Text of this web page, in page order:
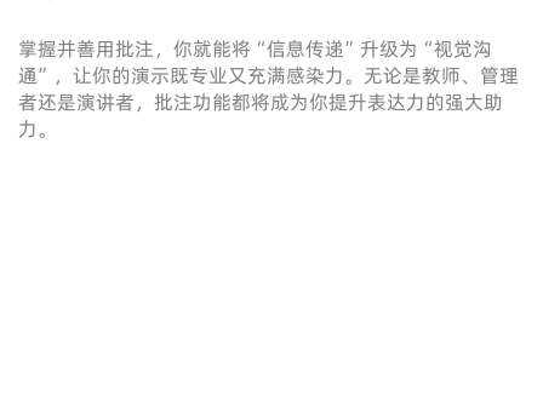
掌握并善用批注，你就能将“信息传递”升级为“视觉沟
通”，让你的演示既专业又充满感染力。无论是教师、管理
者还是演讲者，批注功能都将成为你提升表达力的强大助
力。